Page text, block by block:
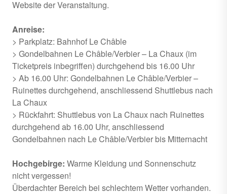
Website der Veranstaltung.
Anreise:
> Parkplatz: Bahnhof Le Châble
> Gondelbahnen Le Châble/Verbier – La Chaux (im
Ticketpreis inbegriffen) durchgehend bis 16.00 Uhr
> Ab 16.00 Uhr: Gondelbahnen Le Châble/Verbier –
Ruinettes durchgehend, anschliessend Shuttlebus nach
La Chaux
> Rückfahrt: Shuttlebus von La Chaux nach Ruinettes
durchgehend ab 16.00 Uhr, anschliessend
Gondelbahnen nach Le Châble/Verbier bis Mitternacht
Hochgebirge: Warme Kleidung und Sonnenschutz
nicht vergessen!
Überdachter Bereich bei schlechtem Wetter vorhanden.